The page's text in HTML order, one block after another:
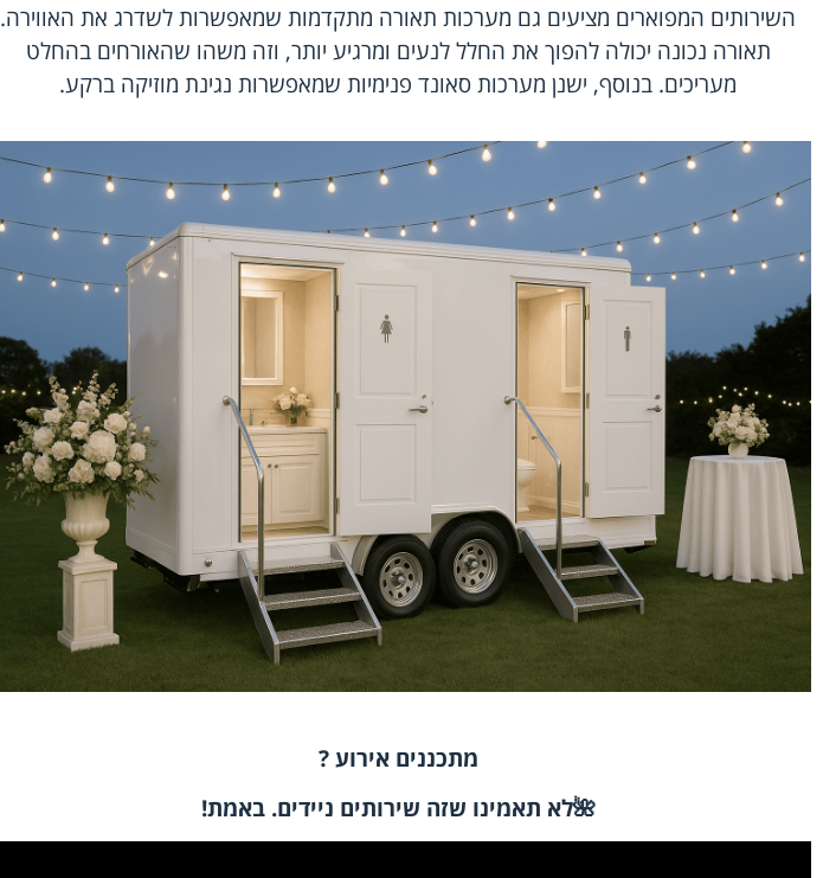
השירותים המפוארים מציעים גם מערכות תאורה מתקדמות שמאפשרות לשדרג את האווירה.
תאורה נכונה יכולה להפוך את החלל לנעים ומרגיע יותר, וזה משהו שהאורחים בהחלט
מעריכים. בנוסף, ישנן מערכות סאונד פנימיות שמאפשרות נגינת מוזיקה ברקע.
מתכננים אירוע?
🌺לא תאמינו שזה שירותים ניידים. באמת!